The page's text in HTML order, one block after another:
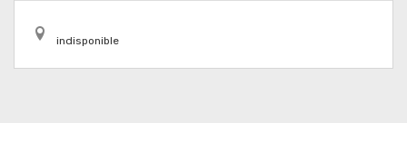
indisponible